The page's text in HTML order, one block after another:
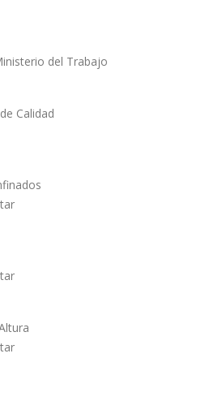
del Trabajo
Calidad